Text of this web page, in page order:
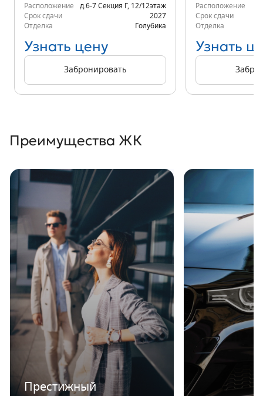
Расположение д.6-7 Секция Г, 12/12этаж
Срок сдачи
2027
Отделка
Голубика
Узнать цену
Забронировать
Расположение
Срок сдачи
Отделка
Узнать
Преимущества ЖК
Престижный